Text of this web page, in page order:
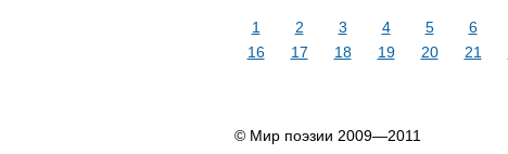
1 2 3 4 5 6
16
17 18 19 20 21
© Мир поэзии 2009—2011